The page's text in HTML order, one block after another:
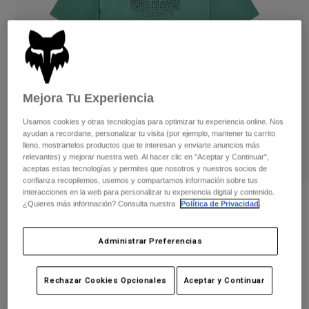
Pantalones largos
Pantalones cortos
Chaquetas y chalecos
Guantes
Protecciones
Gafas de protección
Calcetines
Accesorios
Recambios
Pantalones
Guantes
Protecciones
Gafas de protección
Calcetines
Camisas
Ver todo
Mujer
Camisetas y tops
Sudaderas
Chaquetas
Pantalones
Niños
Protecciones
Gafas de Protección
Calcetines
Ver todo
Moto
Cascos
Camisetas
Pantalones
Botas
Gafas de Protección
Opiniones
Camiseta Blur Tech
N.º de artículo36445
Price reduced from
39,99 €to27,99 € 30% OFF
Mejora Tu Experiencia
Usamos cookies y otras tecnologías para optimizar tu experiencia online. Nos
ayudan a recordarte, personalizar tu visita (por ejemplo, mantener tu carrito
lleno, mostrartelos productos que te interesan y enviarte anuncios más
relevantes) y mejorar nuestra web. Al hacer clic en "Aceptar y Continuar",
aceptas estas tecnologías y permites que nosotros y nuestros socios de
confianza recopilemos, usemos y compartamos información sobre tus
interacciones en la web para personalizar tu experiencia digital y contenido.
¿Quieres más información? Consulta nuestra
Política de Privacidad
Administrar Preferencias
Rechazar Cookies Opcionales Aceptar y Continuar